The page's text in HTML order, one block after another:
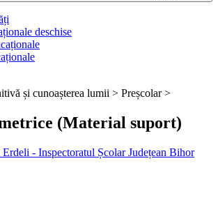
deschise
și cunoașterea lumii > Preșcolar >
(Material suport)
- Inspectoratul Școlar Județean Bihor